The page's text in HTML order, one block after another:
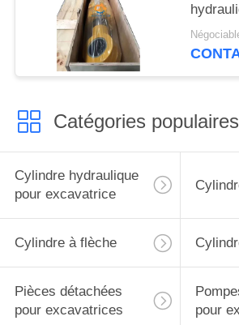
avec
pour
Catégories populaires
Cylindre hydraulique
pour excavatrice
Cylindre à flèche
Pièces détachées
pour excavatrices
pour